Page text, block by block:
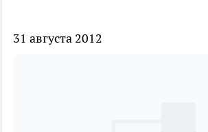
31 августа 2012